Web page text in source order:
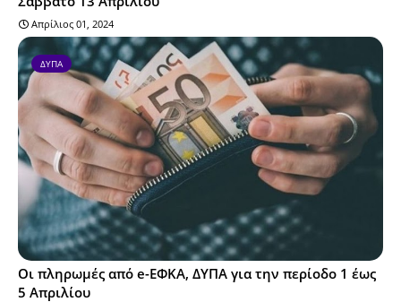
Απρίλιος 01, 2024
ΔΥΠΑ
Οι πληρωμές από e-ΕΦΚΑ, ΔΥΠΑ για την περίοδο 1 έως
5 Απριλίου